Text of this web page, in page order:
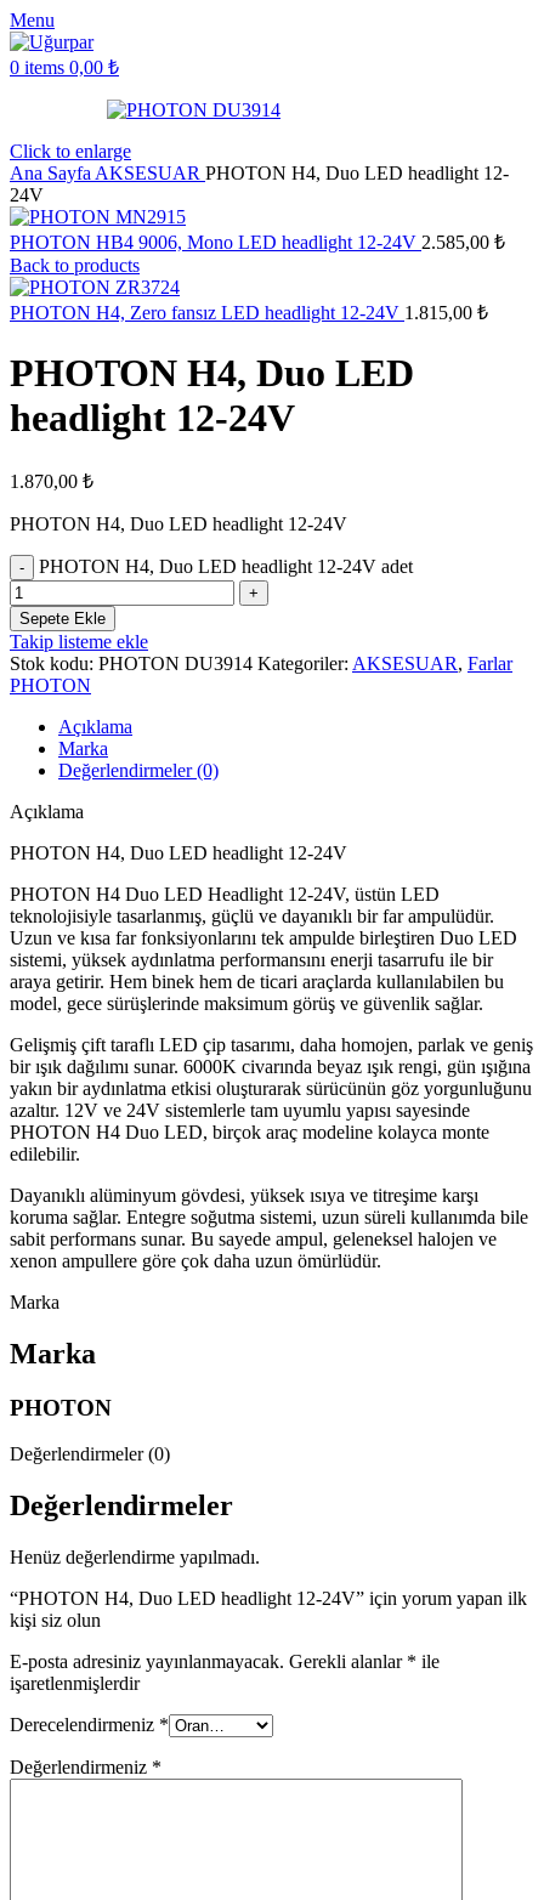
Menu
0 items 0,00 ₺
Click to enlarge
Ana Sayfa AKSESUAR PHOTON H4, Duo LED headlight 12-
24V
PHOTON HB4 9006, Mono LED headlight 12-24V 2.585,00 ₺
Back to products
PHOTON H4, Zero fansız LED headlight 12-24V 1.815,00 ₺
PHOTON H4, Duo LED
headlight 12-24V
1.870,00 ₺
PHOTON H4, Duo LED headlight 12-24V
PHOTON H4, Duo LED headlight 12-24V adet
Sepete Ekle
Takip listeme ekle
Stok kodu: PHOTON DU3914 Kategoriler: AKSESUAR, Farlar
PHOTON
Açıklama
Marka
Değerlendirmeler (0)
Açıklama
PHOTON H4, Duo LED headlight 12-24V
PHOTON H4 Duo LED Headlight 12-24V, üstün LED
teknolojisiyle tasarlanmış, güçlü ve dayanıklı bir far ampulüdür.
Uzun ve kısa far fonksiyonlarını tek ampulde birleştiren Duo LED
sistemi, yüksek aydınlatma performansını enerji tasarrufu ile bir
araya getirir. Hem binek hem de ticari araçlarda kullanılabilen bu
model, gece sürüşlerinde maksimum görüş ve güvenlik sağlar.
Gelişmiş çift taraflı LED çip tasarımı, daha homojen, parlak ve geniş
bir ışık dağılımı sunar. 6000K civarında beyaz ışık rengi, gün ışığına
yakın bir aydınlatma etkisi oluşturarak sürücünün göz yorgunluğunu
azaltır. 12V ve 24V sistemlerle tam uyumlu yapısı sayesinde
PHOTON H4 Duo LED, birçok araç modeline kolayca monte
edilebilir.
Dayanıklı alüminyum gövdesi, yüksek ısıya ve titreşime karşı
koruma sağlar. Entegre soğutma sistemi, uzun süreli kullanımda bile
sabit performans sunar. Bu sayede ampul, geleneksel halojen ve
xenon ampullere göre çok daha uzun ömürlüdür.
Marka
Marka
PHOTON
Değerlendirmeler (0)
Değerlendirmeler
Henüz değerlendirme yapılmadı.
“PHOTON H4, Duo LED headlight 12-24V” için yorum yapan ilk
kişi siz olun
E-posta adresiniz yayınlanmayacak. Gerekli alanlar * ile
işaretlenmişlerdir
Derecelendirmeniz *
Değerlendirmeniz *